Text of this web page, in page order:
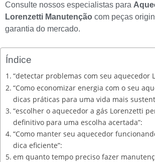
Consulte nossos especialistas para
Lorenzetti Manutenção com peças
garantia do mercado.
Índice
“detectar problemas com seu aquecedor
“Como economizar energia com o seu
dicas práticas para uma vida mais
“escolher o aquecedor a gás Lorenzetti
definitivo para uma escolha acertada”:
“Como manter seu aquecedor
dica eficiente”:
em quanto tempo preciso fazer